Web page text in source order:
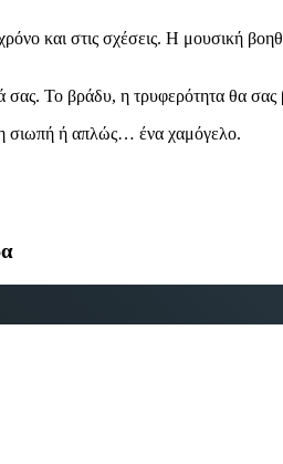
και στις σχέσεις. Η μουσική
σας. Το βράδυ, η τρυφερότητα θα σας
σιωπή ή απλώς… ένα χαμόγελο.